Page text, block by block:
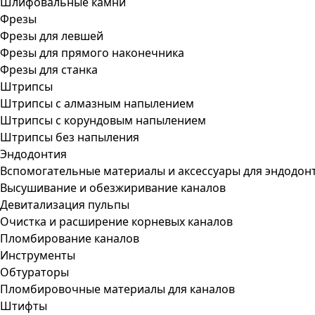
Фрезы
Фрезы для левшей
Фрезы для прямого наконечника
Фрезы для станка
Штрипсы
Штрипсы c алмазным напылением
Штрипсы c корундовым напылением
Штрипсы без напыления
Эндодонтия
Вспомогательные материалы и аксессуары для
Высушивание и обезжиривание каналов
Девитализация пульпы
Очистка и расширение корневых каналов
Пломбирование каналов
Инструменты
Обтураторы
Пломбировочные материалы для каналов
Штифты